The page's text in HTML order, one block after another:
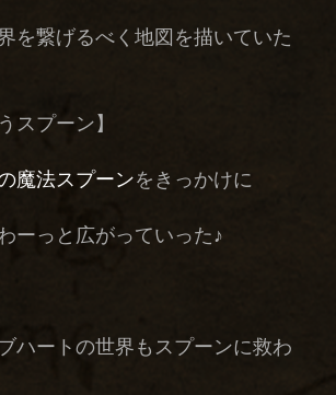
を繋げるべく地図を描いていた
スプーン】
魔法スプーンをきっかけに
ーっと広がっていった♪
ハートの世界もスプーンに救わ